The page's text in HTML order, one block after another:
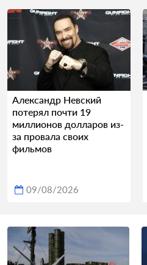
Александр Невский
потерял почти 19
миллионов долларов из-
за провала своих
фильмов
09/08/2026